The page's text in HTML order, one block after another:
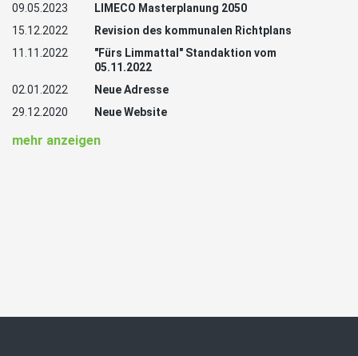
09.05.2023
LIMECO Masterplanung 2050
15.12.2022
Revision des kommunalen Richtplans
11.11.2022
"Fürs Limmattal" Standaktion vom
05.11.2022
02.01.2022
Neue Adresse
29.12.2020
Neue Website
mehr anzeigen